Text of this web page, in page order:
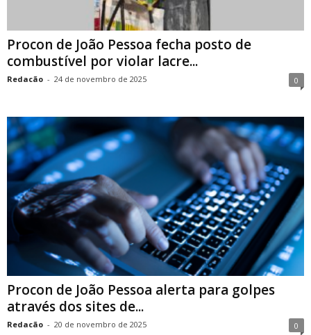
Procon de João Pessoa fecha posto de
combustível por violar lacre...
Redacão - 24 de novembro de 2025 0
Procon de João Pessoa alerta para golpes
através dos sites de...
Redacão - 20 de novembro de 2025 0